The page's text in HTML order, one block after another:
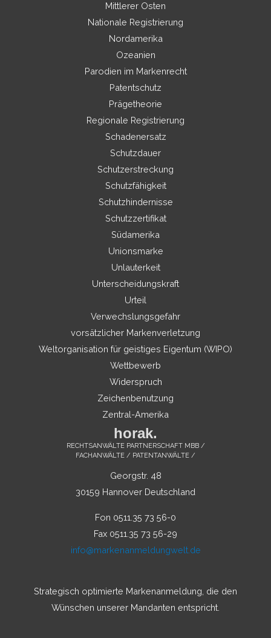
Mittlerer Osten
Nationale Registrierung
Nordamerika
Ozeanien
Parodien im Markenrecht
Patentschutz
Prägetheorie
Regionale Registrierung
Schadenersatz
Schutzdauer
Schutzerstreckung
Schutzfähigkeit
Schutzhindernisse
Schutzzertifikat
Südamerika
Unionsmarke
Unlauterkeit
Unterscheidungskraft
Urteil
Verwechslungsgefahr
vorsätzlicher Markenverletzung
Weltorganisation für geistiges Eigentum (WIPO)
Wettbewerb
Widerspruch
Zeichenbenutzung
Zentral-Amerika
horak.
RECHTSANWÄLTE PARTNERSCHAFT MBB /
FACHANWÄLTE / PATENTANWÄLTE /
Georgstr. 48
30159 Hannover Deutschland
Fon 0511.35 73 56-0
Fax 0511.35 73 56-29
info@markenanmeldungwelt.de
Strategisch optimierte Markenanmeldung, die den
Wünschen unserer Mandanten entspricht.